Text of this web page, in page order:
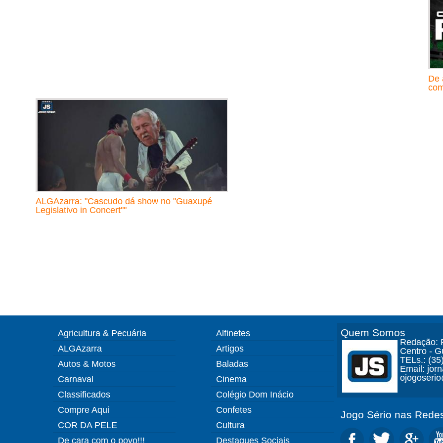
De
ALGAzarra: "Cascudo dá show no "Guaxupé
Legislativo in Concert""
Agricultura & Pecuária
ALGAzarra
Autos & Motos
Carnaval
Classificados
Compre Aqui
COR DA PELE
De cara com o povo!!!
Alfinetes
Artigos
Baladas
Cinema
Colégio Dom Inácio
Confetes
Cultura
Destaques Sociais
Quem Somos
Redação:
Centro -
TELs.:
Email:
Jogo Sério nas